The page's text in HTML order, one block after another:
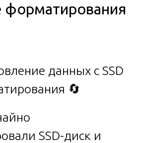
форматирования
SSD-диск и